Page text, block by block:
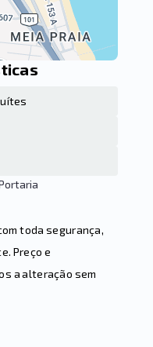
toda segurança,
Preço e
a alteração sem